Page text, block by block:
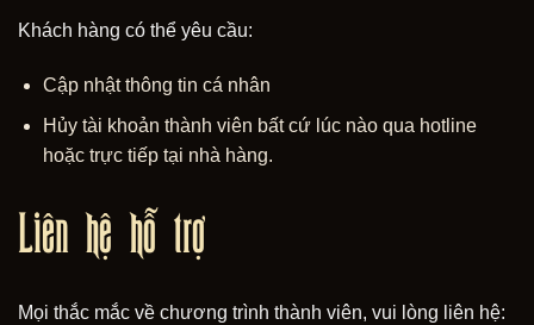
Khách hàng có thể yêu cầu:
Cập nhật thông tin cá nhân
Hủy tài khoản thành viên bất cứ lúc nào qua hotline
hoặc trực tiếp tại nhà hàng.
Liên hệ hỗ trợ
Mọi thắc mắc về chương trình thành viên, vui lòng liên hệ: